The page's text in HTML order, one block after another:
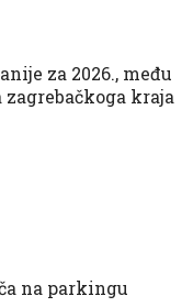
za 2026., među
kraja
na parkingu